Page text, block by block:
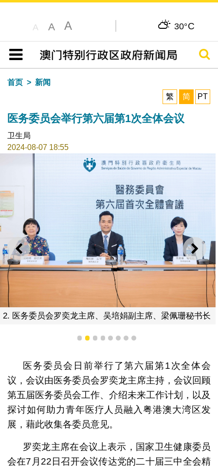
A A A 30°C
目录
搜寻
首页
新闻
繁
简 PT
医务委员会举行第六届第1次全体会议
卫生局
2024-08-07 18:55
上一则 下一
2. 医务委员会罗奕龙主席、吴培娟副主席、梁佩珊秘书长
1 2 3 4 5 6 7 8
医务委员会日前举行了第六届第1次全体会
议，会议由医务委员会罗奕龙主席主持，会议回顾
第五届医务委员会工作、介绍未来工作计划，以及
探讨如何助力青年医疗人员融入粤港澳大湾区发
展，藉此收集各委员意见。
罗奕龙主席在会议上表示，国家卫生健康委员
会在7月22日召开会议传达党的二十届三中全会精